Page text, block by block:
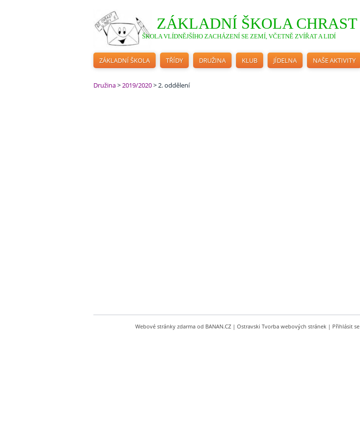
ZÁKLADNÍ ŠKOLA CHRAST
ŠKOLA VLÍDNĚJŠÍHO ZACHÁZENÍ SE ZEMÍ, VČETNĚ ZVÍŘAT A LIDÍ
ZÁKLADNÍ ŠKOLA TŘÍDY DRUŽINA KLUB JÍDELNA NAŠE AKTIVITY
Družina>2019/2020>2. oddělení
Webové stránky zdarma od BANAN.CZ | Ostravski Tvorba webových stránek | Přihlásit se